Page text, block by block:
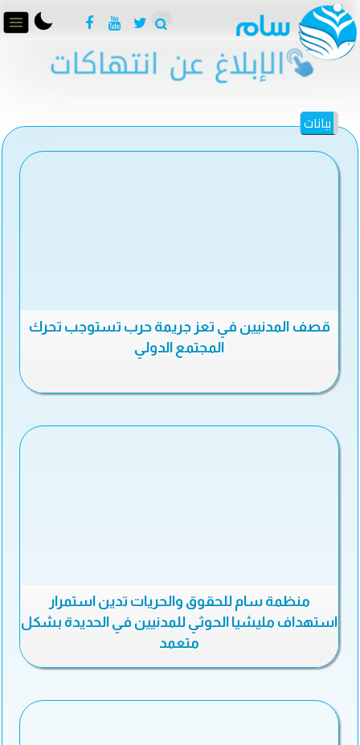
بيانات
قصف المدنيين في تعز جريمة حرب تستوجب تحرك
المجتمع الدولي
منظمة سام للحقوق والحريات تدين استمرار
استهداف مليشيا الحوثي للمدنيين في الحديدة بشكل
متعمد